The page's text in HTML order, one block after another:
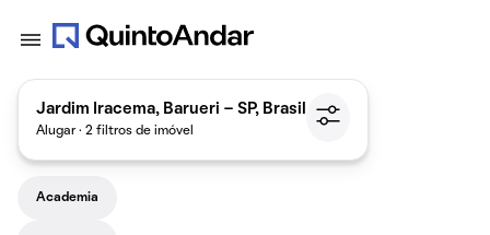
Jardim Iracema, Barueri - SP, Brasil
Alugar · 2 filtros de imóvel
Academia